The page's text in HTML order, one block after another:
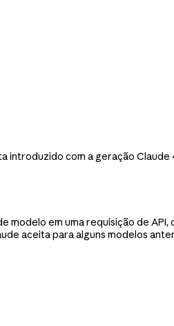
com a geração Claude
modelo em uma requisição de
aceita para alguns modelos